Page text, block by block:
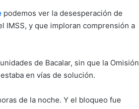
podemos ver la desesperación de
IMSS, y que imploran comprensión a
de Bacalar, sin que la Omisión
en vías de solución.
de la noche. Y el bloqueo fue